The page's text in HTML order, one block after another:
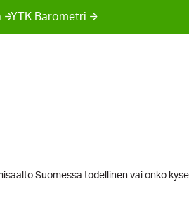
YTK Barometri
Suomessa todellinen vai onko